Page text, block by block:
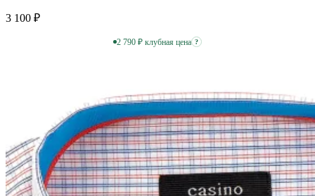
3 100 ₽
2 790 ₽ клубная цена ?